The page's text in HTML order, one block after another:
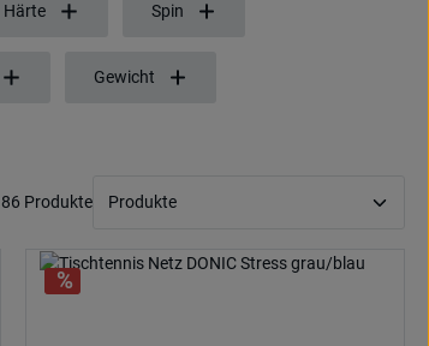
Härte Spin
Gewicht
86 Produkte